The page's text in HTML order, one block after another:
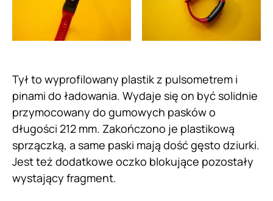
Tył to wyprofilowany plastik z pulsometrem i
pinami do ładowania. Wydaje się on być solidnie
przymocowany do gumowych pasków o
długości 212 mm. Zakończono je plastikową
sprzączką, a same paski mają dość gęsto dziurki.
Jest też dodatkowe oczko blokujące pozostały
wystający fragment.